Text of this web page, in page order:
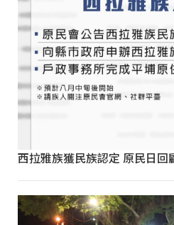
西拉雅族獲民族認定 原民日回